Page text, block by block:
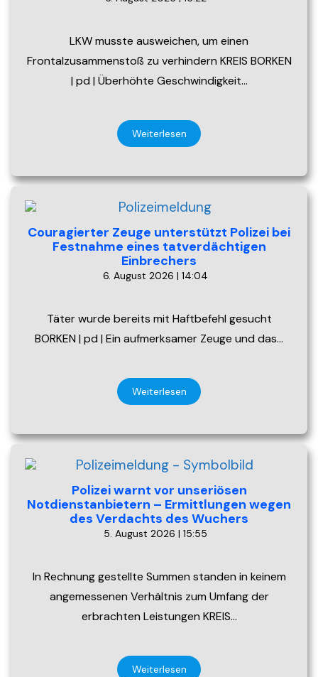
LKW musste ausweichen, um einen
Frontalzusammenstoß zu verhindern KREIS BORKEN
| pd | Überhöhte Geschwindigkeit…
Weiterlesen
Couragierter Zeuge unterstützt Polizei bei
Festnahme eines tatverdächtigen
Einbrechers
6. August 2026 | 14:04
Täter wurde bereits mit Haftbefehl gesucht
BORKEN | pd | Ein aufmerksamer Zeuge und das…
Weiterlesen
Polizei warnt vor unseriösen
Notdienstanbietern – Ermittlungen wegen
des Verdachts des Wuchers
5. August 2026 | 15:55
In Rechnung gestellte Summen standen in keinem
angemessenen Verhältnis zum Umfang der
erbrachten Leistungen KREIS…
Weiterlesen